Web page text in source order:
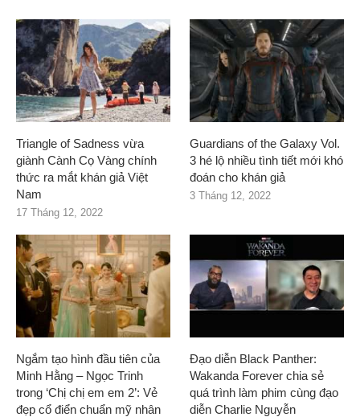
Triangle of Sadness vừa
giành Cành Cọ Vàng chính
thức ra mắt khán giả Việt
Nam
17 Tháng 12, 2022
Guardians of the Galaxy Vol.
3 hé lộ nhiều tình tiết mới khó
đoán cho khán giả
3 Tháng 12, 2022
Ngắm tạo hình đầu tiên của
Minh Hằng – Ngọc Trinh
trong ‘Chị chị em em 2’: Vẻ
đẹp cổ điển chuẩn mỹ nhân
Đạo diễn Black Panther:
Wakanda Forever chia sẻ
quá trình làm phim cùng đạo
diễn Charlie Nguyễn